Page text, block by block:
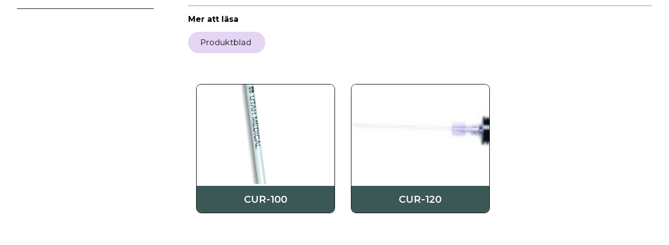
Mer att läsa
Produktblad
CUR-100 CUR-120